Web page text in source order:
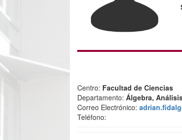
Centro: Facultad de Ciencias
Departamento:Álgebra,
Correo Electrónico:
Teléfono: